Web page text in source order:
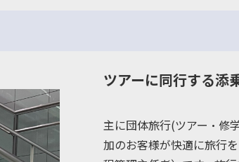
ツアーに同行する添
主に団体旅行(ツアー・修
加のお客様が快適に旅行